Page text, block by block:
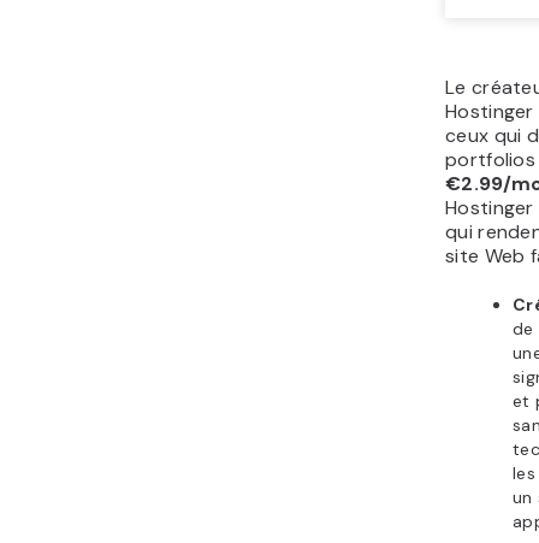
Le
ceux qui
portfolios
€2.99/
qui
site Web
de
et
un